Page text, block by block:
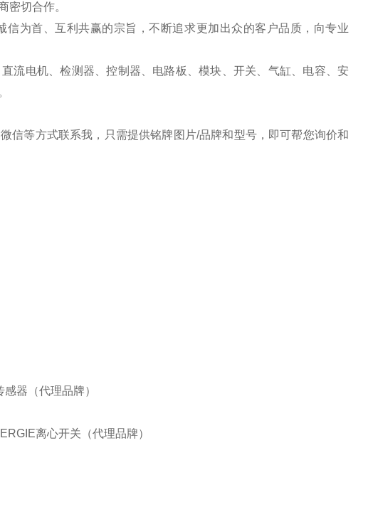
密切合作。
为首、互利共赢的宗旨，不断追求更加出众的客户品质，向专业
流电机、检测器、控制器、电路板、模块、开关、气缸、电容、安
信等方式联系我，只需提供铭牌图片/品牌和型号，即可帮您询价和
器（代理品牌）
离心开关（代理品牌）